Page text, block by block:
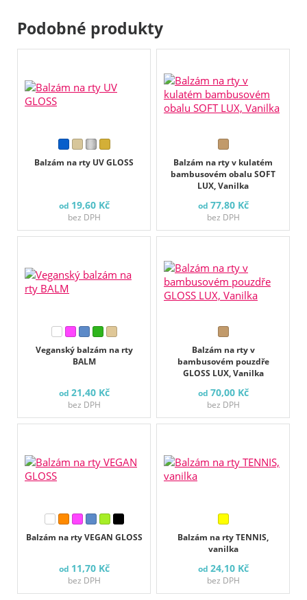
Podobné produkty
Balzám na rty UV GLOSS
od 19,60 Kč
bez DPH
Balzám na rty v kulatém
bambusovém obalu SOFT
LUX, Vanilka
od 77,80 Kč
bez DPH
Veganský balzám na rty
BALM
od 21,40 Kč
bez DPH
Balzám na rty v
bambusovém pouzdře
GLOSS LUX, Vanilka
od 70,00 Kč
bez DPH
Balzám na rty VEGAN GLOSS
od 11,70 Kč
bez DPH
Balzám na rty TENNIS,
vanilka
od 24,10 Kč
bez DPH